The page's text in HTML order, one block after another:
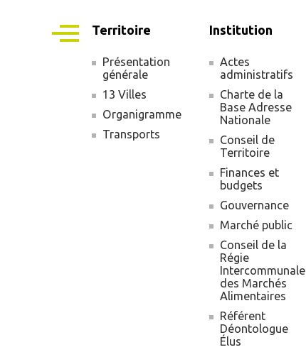
Navigation
principale
Territoire
Présentation
générale
13 Villes
Organigramme
Transports
Institution
Actes
administratifs
Charte de la
Base Adresse
Nationale
Conseil de
Territoire
Finances et
budgets
Gouvernance
Marché public
Conseil de la
Régie
Intercommunale
des Marchés
Alimentaires
Référent
Déontologue
Élus